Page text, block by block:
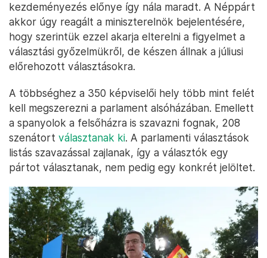
kezdeményezés előnye így nála maradt. A Néppárt
akkor úgy reagált a miniszterelnök bejelentésére,
hogy szerintük ezzel akarja elterelni a figyelmet a
választási győzelmükről, de készen állnak a júliusi
előrehozott választásokra.
A többséghez a 350 képviselői hely több mint felét
kell megszerezni a parlament alsóházában. Emellett
a spanyolok a felsőházra is szavazni fognak, 208
szenátort választanak ki. A parlamenti választások
listás szavazással zajlanak, így a választók egy
pártot választanak, nem pedig egy konkrét jelöltet.